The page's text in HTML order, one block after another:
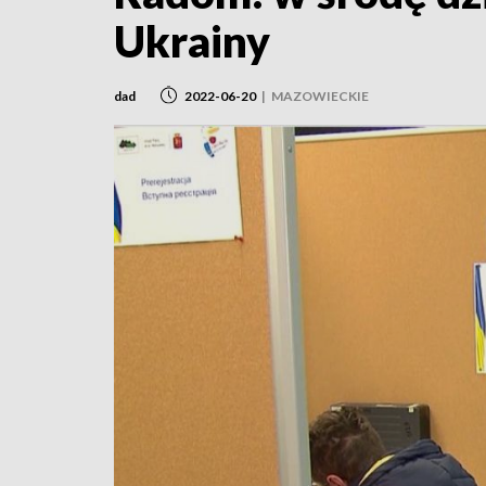
Ukrainy
dad 2022-06-20 | MAZOWIECKIE